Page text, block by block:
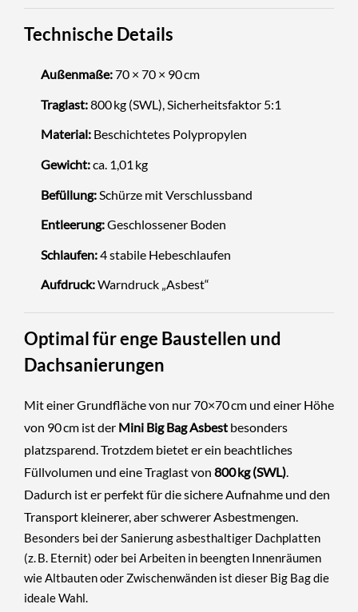
Technische Details
Außenmaße:70 × 70 × 90 cm
Traglast:800 kg (SWL), Sicherheitsfaktor 5:1
Material:Beschichtetes Polypropylen
Gewicht:ca. 1,01 kg
Befüllung:Schürze mit Verschlussband
Entleerung:Geschlossener Boden
Schlaufen:4 stabile Hebeschlaufen
Aufdruck:Warndruck „Asbest“
Optimal für enge Baustellen und
Dachsanierungen
Mit einer Grundfläche von nur 70×70 cm und einer Höhe
von 90 cm ist der Mini Big Bag Asbest besonders
platzsparend. Trotzdem bietet er ein beachtliches
Füllvolumen und eine Traglast von 800 kg (SWL).
Dadurch ist er perfekt für die sichere Aufnahme und den
Transport kleinerer, aber schwerer Asbestmengen.
Besonders bei derSanierung asbesthaltiger Dachplatten
(z. B. Eternit) oder bei Arbeiten in beengten Innenräumen
wie Altbauten oder Zwischenwänden ist dieser Big Bag die
ideale Wahl.